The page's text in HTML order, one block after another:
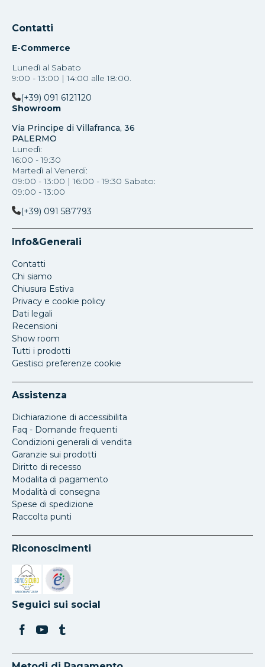
Contatti
E-Commerce
Lunedì al Sabato
9:00 - 13:00 | 14:00 alle 18:00.
(+39) 091 6121120
Showroom
Via Principe di Villafranca, 36
PALERMO
Lunedì:
16:00 - 19:30
Martedì al Venerdi:
09:00 - 13:00 | 16:00 - 19:30 Sabato:
09:00 - 13:00
(+39) 091 587793
Info&Generali
Contatti
Chi siamo
Chiusura Estiva
Privacy e cookie policy
Dati legali
Recensioni
Show room
Tutti i prodotti
Gestisci preferenze cookie
Assistenza
Dichiarazione di accessibilita
Faq - Domande frequenti
Condizioni generali di vendita
Garanzie sui prodotti
Diritto di recesso
Modalita di pagamento
Modalità di consegna
Spese di spedizione
Raccolta punti
Riconoscimenti
Si apre in una nuova scheda
Si apre in una nuova scheda
Seguici sui social